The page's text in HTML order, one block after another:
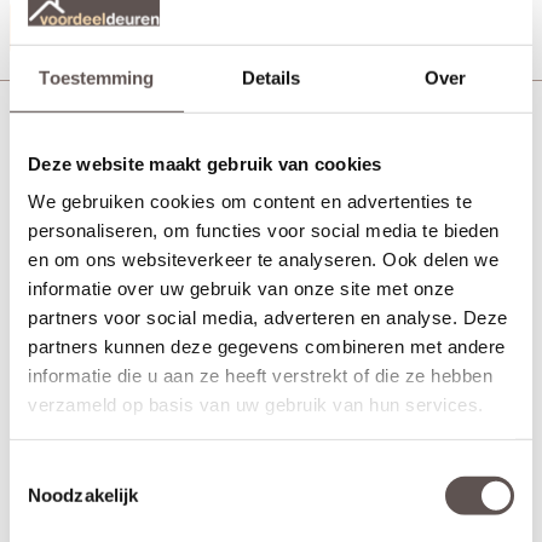
Toestemming Details Over
Deze website maakt gebruik van cookies
We gebruiken cookies om content en advertenties te
personaliseren, om functies voor social media te bieden
en om ons websiteverkeer te analyseren. Ook delen we
informatie over uw gebruik van onze site met onze
partners voor social media, adverteren en analyse. Deze
partners kunnen deze gegevens combineren met andere
informatie die u aan ze heeft verstrekt of die ze hebben
verzameld op basis van uw gebruik van hun services.
Noodzakelijk
Austria Nassau zwart Deurkruk